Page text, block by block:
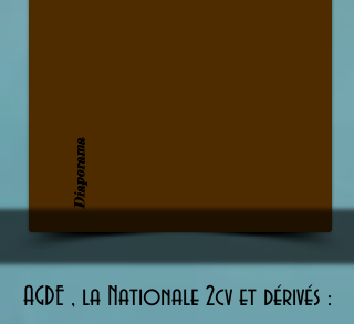
Diaporama
AGDE , la Nationale 2cv et dérivés :